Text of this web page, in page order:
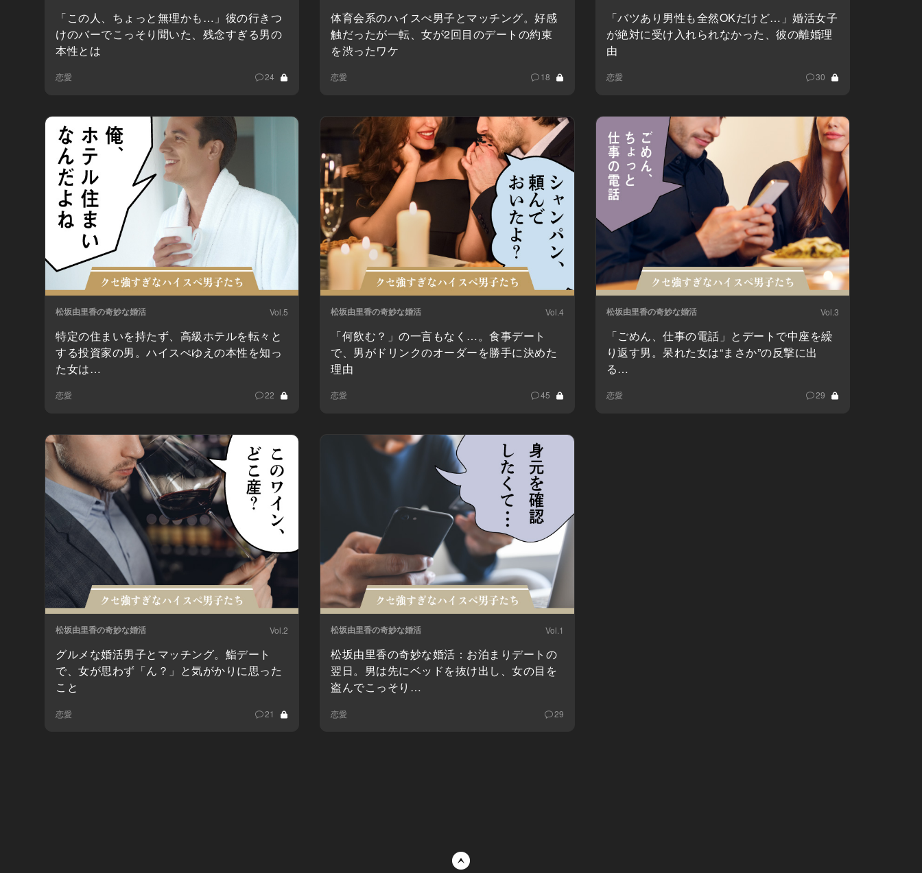
「この人、ちょっと無理かも…」彼の行きつ
けのバーでこっそり聞いた、残念すぎる男の
本性とは
恋愛 24
体育会系のハイスぺ男子とマッチング。好感
触だったが一転、女が2回目のデートの約束
を渋ったワケ
恋愛 18
「バツあり男性も全然OKだけど…」婚活女子
が絶対に受け入れられなかった、彼の離婚理
由
恋愛 30
松坂由里香の奇妙な婚活 Vol.5
特定の住まいを持たず、高級ホテルを転々と
する投資家の男。ハイスぺゆえの本性を知っ
た女は…
恋愛 22
松坂由里香の奇妙な婚活 Vol.4
「何飲む？」の一言もなく…。食事デート
で、男がドリンクのオーダーを勝手に決めた
理由
恋愛 45
松坂由里香の奇妙な婚活 Vol.3
「ごめん、仕事の電話」とデートで中座を繰
り返す男。呆れた女は“まさか”の反撃に出
る…
恋愛 29
松坂由里香の奇妙な婚活 Vol.2
グルメな婚活男子とマッチング。鮨デート
で、女が思わず「ん？」と気がかりに思った
こと
恋愛 21
松坂由里香の奇妙な婚活 Vol.1
松坂由里香の奇妙な婚活：お泊まりデートの
翌日。男は先にベッドを抜け出し、女の目を
盗んでこっそり…
恋愛 29